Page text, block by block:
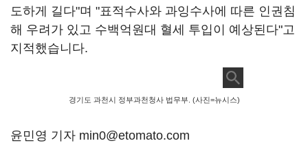
도하게 길다"며 "표적수사와 과잉수사에 따른 인권침
해 우려가 있고 수백억원대 혈세 투입이 예상된다"고
지적했습니다.
경기도 과천시 정부과천청사 법무부. (사진=뉴시스)
윤민영 기자 min0@etomato.com